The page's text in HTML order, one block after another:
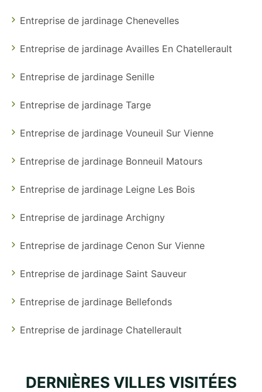
Entreprise de jardinage Chenevelles
Entreprise de jardinage Availles En Chatellerault
Entreprise de jardinage Senille
Entreprise de jardinage Targe
Entreprise de jardinage Vouneuil Sur Vienne
Entreprise de jardinage Bonneuil Matours
Entreprise de jardinage Leigne Les Bois
Entreprise de jardinage Archigny
Entreprise de jardinage Cenon Sur Vienne
Entreprise de jardinage Saint Sauveur
Entreprise de jardinage Bellefonds
Entreprise de jardinage Chatellerault
DERNIÈRES VILLES VISITÉES